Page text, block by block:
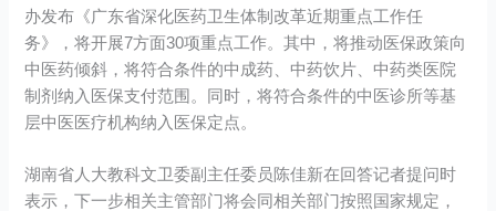
办发布《广东省深化医药卫生体制改革近期重点工作任
务》，将开展7方面30项重点工作。其中，将推动医保政策向
中医药倾斜，将符合条件的中成药、中药饮片、中药类医院
制剂纳入医保支付范围。同时，将符合条件的中医诊所等基
层中医医疗机构纳入医保定点。
湖南省人大教科文卫委副主任委员陈佳新在回答记者提问时
表示，下一步相关主管部门将会同相关部门按照国家规定，